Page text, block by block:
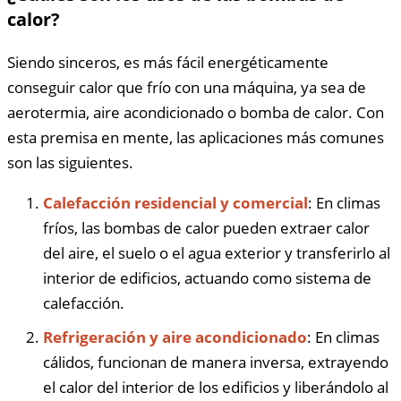
calor?
Siendo sinceros, es más fácil energéticamente
conseguir calor que frío con una máquina, ya sea de
aerotermia, aire acondicionado o bomba de calor. Con
esta premisa en mente, las aplicaciones más comunes
son las siguientes.
Calefacción residencial y comercial: En climas
fríos, las bombas de calor pueden extraer calor
del aire, el suelo o el agua exterior y transferirlo al
interior de edificios, actuando como sistema de
calefacción.
Refrigeración y aire acondicionado: En climas
cálidos, funcionan de manera inversa, extrayendo
el calor del interior de los edificios y liberándolo al